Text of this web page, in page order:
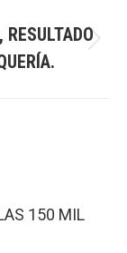
150 MIL